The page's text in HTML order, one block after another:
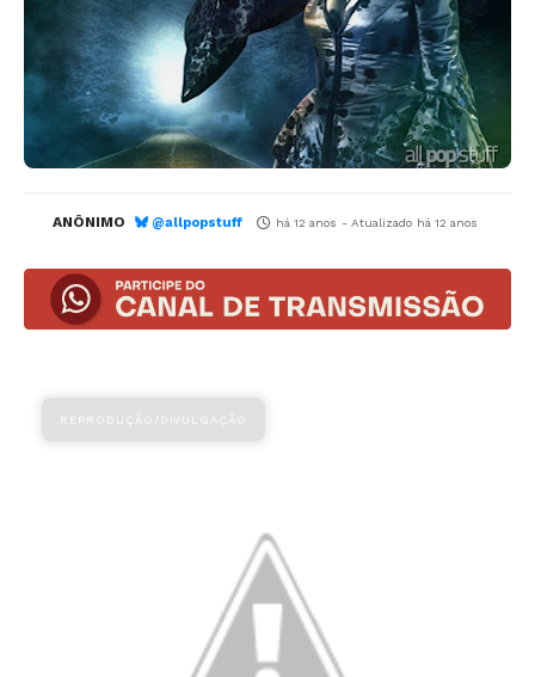
ANÔNIMO @allpopstuff há 12 anos - Atualizado há 12 anos